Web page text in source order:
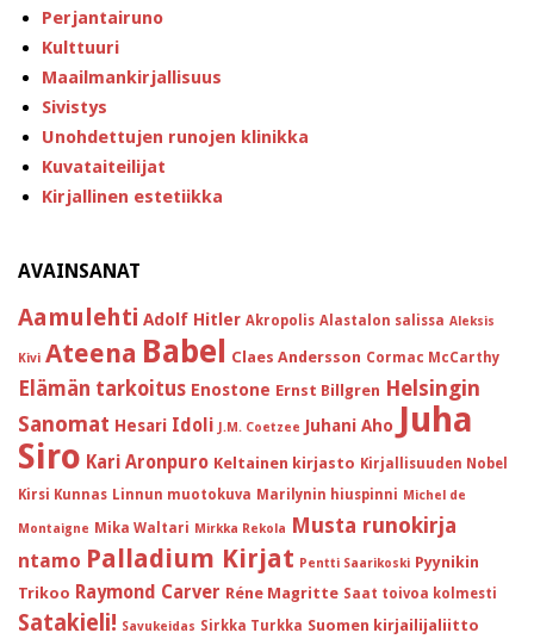
Perjantairuno
Kulttuuri
Maailmankirjallisuus
Sivistys
Unohdettujen runojen klinikka
Kuvataiteilijat
Kirjallinen estetiikka
AVAINSANAT
Aamulehti Adolf Hitler Akropolis Alastalon salissa Aleksis
Kivi Ateena Babel Claes Andersson Cormac McCarthy
Elämän tarkoitus Enostone Ernst Billgren Helsingin
Sanomat Hesari Idoli J.M. Coetzee Juhani Aho Juha
Siro Kari Aronpuro Keltainen kirjasto Kirjallisuuden Nobel
Kirsi Kunnas Linnun muotokuva Marilynin hiuspinni Michel de
Montaigne Mika Waltari Mirkka Rekola Musta runokirja
ntamo Palladium Kirjat Pentti Saarikoski Pyynikin
Trikoo Raymond Carver Réne Magritte Saat toivoa kolmesti
Satakieli! Savukeidas Sirkka Turkka Suomen kirjailijaliitto